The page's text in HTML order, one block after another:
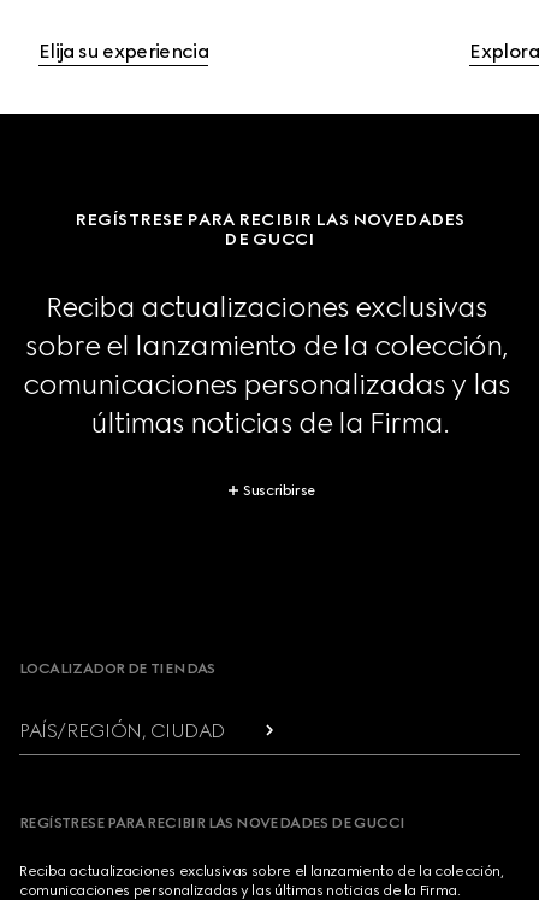
Elija su experiencia
REGÍSTRESE PARA RECIBIR LAS NOVEDADES
DE GUCCI
Reciba actualizaciones exclusivas
sobre el lanzamiento de la colección,
comunicaciones personalizadas y las
últimas noticias de la Firma.
Suscribirse
LOCALIZADOR DE TIENDAS
PAÍS/REGIÓN, CIUDAD
REGÍSTRESE PARA RECIBIR LAS NOVEDADES DE GUCCI
Reciba actualizaciones exclusivas sobre el lanzamiento de la colección,
comunicaciones personalizadas y las últimas noticias de la Firma.